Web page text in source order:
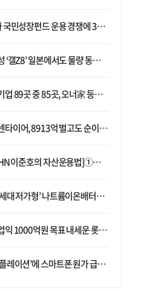
장펀드 운용 경쟁에 33개사 몰렸다…신한·하나 등 새 얼굴 대거 합류
일본에서도 물량 동났다…애플 참전 앞두고 선두 수성 ‘시험대’
중 85곳, 오너家 등기임원 겸직…BS 46곳·SM 45곳 ‘족벌경영’ 고착화
어, 8913억 벌고도 순이익 2억…유럽 세부담에 이익 증발
자산운용법]①이니시오·JLC ‘부동산’-JLC파트너스 ‘투자’…“부동산 담보대출로 투자재원 확보”
가형’ 나트륨이온배터리 시대 오나…LG화학·에코프로, 상용화 속도낸다
억원 목표 내세운 롯데마트…하반기 ‘오카도’ 시험대
션’에 스마트폰 원가 급등…삼성전자, ‘엑시노스’ 채택 확대하나